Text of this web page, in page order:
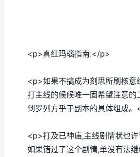
<p>真红玛瑙指南:</p>
<p>如果不搞成为刻思所刷核意
打主线的候候唯一固希望注意的
到罗列方乎于副本的具体组成
<p>打及已神庙,主线剧情状也
如果错过了这个剧情,单没有法